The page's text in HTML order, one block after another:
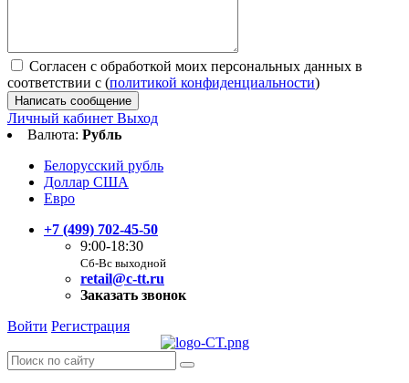
Согласен с обработкой моих персональных данных в
соответствии с (политикой конфиденциальности)
Написать сообщение
Личный кабинет Выход
Валюта: Рубль
Белорусский рубль
Доллар США
Евро
+7 (499) 702-45-50
9:00-18:30
Сб-Вс выходной
retail@c-tt.ru
Заказать звонок
Войти Регистрация